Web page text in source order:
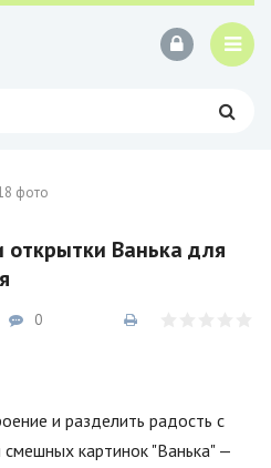
фото
Ванька для
0
и разделить радость с
смешных картинок "Ванька" —